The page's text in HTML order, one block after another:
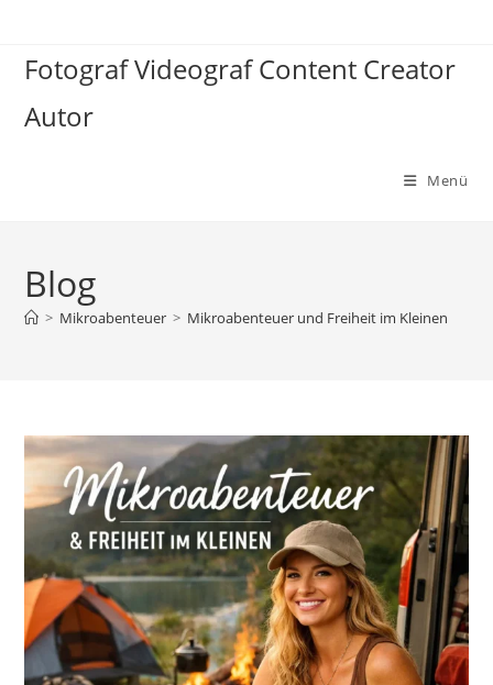
springen
Fotograf Videograf Content Creator
Autor
Menü
Blog
> Mikroabenteuer > Mikroabenteuer und Freiheit im Kleinen